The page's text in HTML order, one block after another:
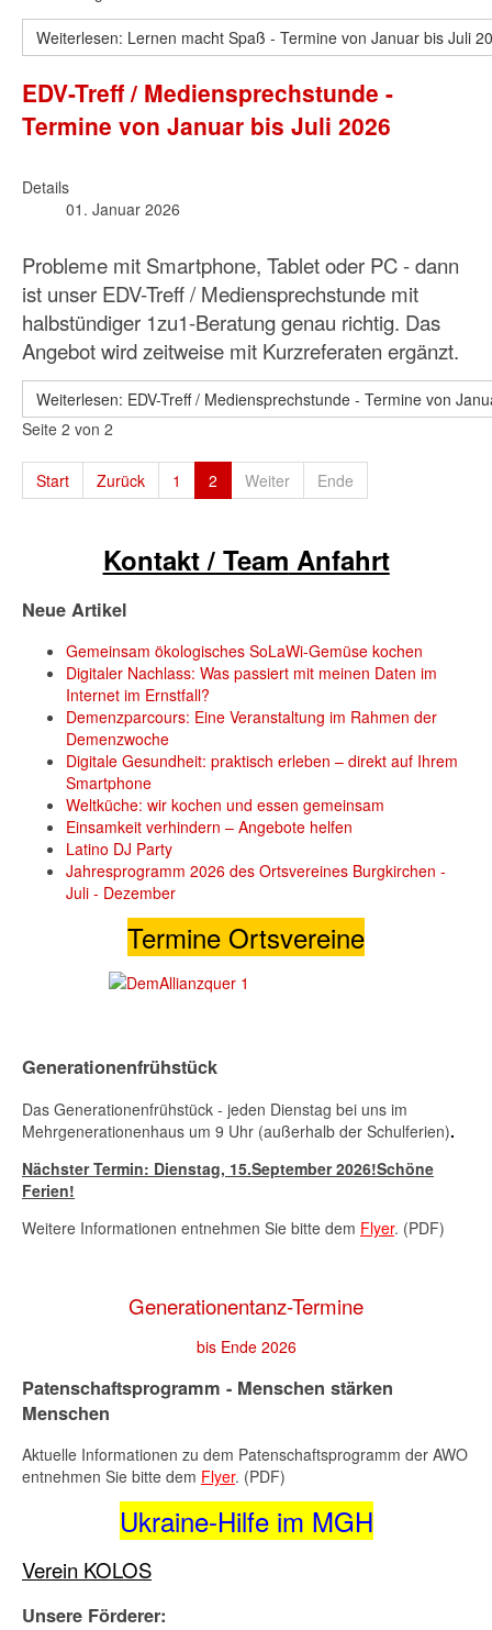
Weiterlesen: Lernen macht Spaß - Termine von Januar bis Juli
EDV-Treff / Mediensprechstunde -
Termine von Januar bis Juli 2026
Details
01. Januar 2026
Probleme mit Smartphone, Tablet oder PC - dann
ist unser EDV-Treff / Mediensprechstunde mit
halbstündiger 1zu1-Beratung genau richtig. Das
Angebot wird zeitweise mit Kurzreferaten ergänzt.
Weiterlesen: EDV-Treff / Mediensprechstunde - Termine von
Seite 2 von 2
Start Zurück 1 2 Weiter Ende
Kontakt / Team Anfahrt
Neue Artikel
Gemeinsam ökologisches SoLaWi-Gemüse kochen
Digitaler Nachlass: Was passiert mit meinen Daten im
Internet im Ernstfall?
Demenzparcours: Eine Veranstaltung im Rahmen der
Demenzwoche
Digitale Gesundheit: praktisch erleben – direkt auf Ihrem
Smartphone
Weltküche: wir kochen und essen gemeinsam
Einsamkeit verhindern – Angebote helfen
Latino DJ Party
Jahresprogramm 2026 des Ortsvereines Burgkirchen -
Juli - Dezember
Termine Ortsvereine
Generationenfrühstück
Das Generationenfrühstück - jeden Dienstag bei uns im
Mehrgenerationenhaus um 9 Uhr (außerhalb der Schulferien).
Nächster Termin: Dienstag, 15.September 2026!Schöne
Ferien!
Weitere Informationen entnehmen Sie bitte dem Flyer. (PDF)
Generationentanz-Termine
bis Ende 2026
Patenschaftsprogramm - Menschen stärken
Menschen
Aktuelle Informationen zu dem Patenschaftsprogramm der AWO
entnehmen Sie bitte dem Flyer. (PDF)
Ukraine-Hilfe im MGH
Verein KOLOS
Unsere Förderer: